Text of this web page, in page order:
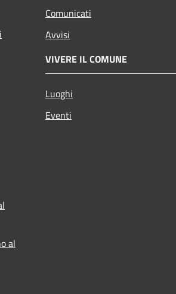
Comunicati
Avvisi
VIVERE IL COMUNE
Luoghi
Eventi
al